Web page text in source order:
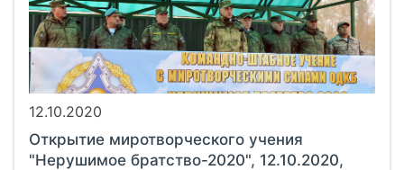
12.10.2020
Открытие миротворческого учения
"Нерушимое братство-2020", 12.10.2020,